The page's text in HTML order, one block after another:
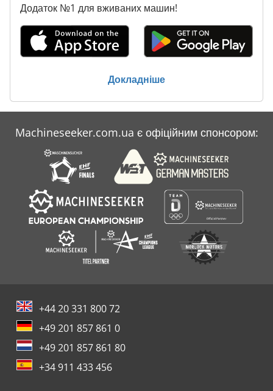
Додаток №1 для вживаних машин!
Докладніше
Machineseeker.com.ua є офіційним спонсором:
+44 20 331 800 72
+49 201 857 861 0
+49 201 857 861 80
+34 911 433 456